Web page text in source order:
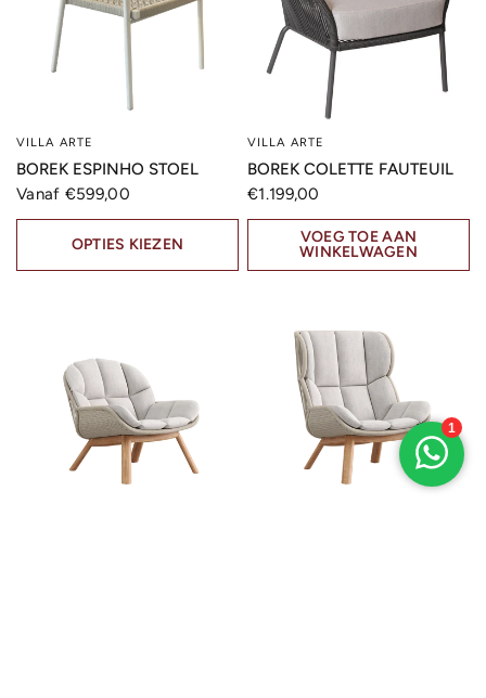
VILLA ARTE
BOREK ESPINHO STOEL
Vanaf €599,00
OPTIES KIEZEN
VILLA ARTE
BOREK COLETTE FAUTEUIL
€1.199,00
VOEG TOE AAN
WINKELWAGEN